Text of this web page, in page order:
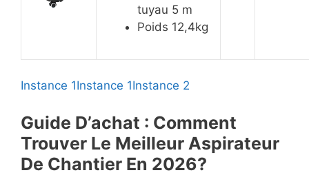
tuyau 5 m
Poids 12,4kg
Instance 1Instance 1Instance 2
Guide D’achat : Comment
Trouver Le Meilleur Aspirateur
De Chantier En 2026?